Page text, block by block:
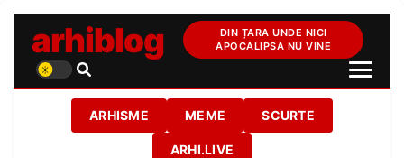
arhiblog
DIN ȚARA UNDE NICI
APOCALIPSA NU VINE
ARHISME MEME SCURTE
ARHI.LIVE